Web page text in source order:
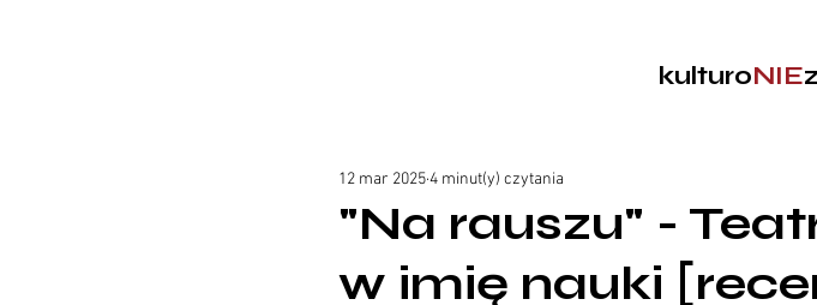
kulturoNIE
"Na rauszu" -
w imię nauki
12 mar 20254 minut(y) czytania